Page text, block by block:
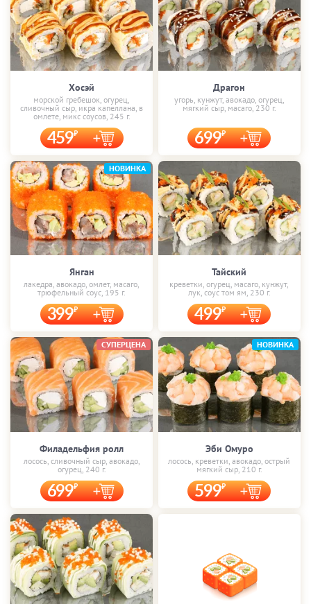
Хосэй
морской гребешок, огурец,
сливочный сыр, икра капеллана, в
омлете, микс соусов, 245 г.
459
Драгон
угорь, кунжут, авокадо, огурец,
мягкий сыр, масаго, 230 г.
699
Янган
лакедра, авокадо, омлет, масаго,
трюфельный соус, 195 г.
399
НОВИНКА
Тайский
креветки, огурец, масаго, кунжут,
лук, соус том ям, 230 г.
499
Филадельфия ролл
лосось, сливочный сыр, авокадо,
огурец, 240 г.
699
СУПЕРЦЕНА
Эби Омуро
лосось, креветки, авокадо, острый
мягкий сыр, 210 г.
599
НОВИНКА